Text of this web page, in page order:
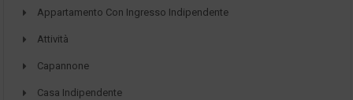
Appartamento Con Ingresso Indipendente
Attività
Capannone
Casa Indipendente